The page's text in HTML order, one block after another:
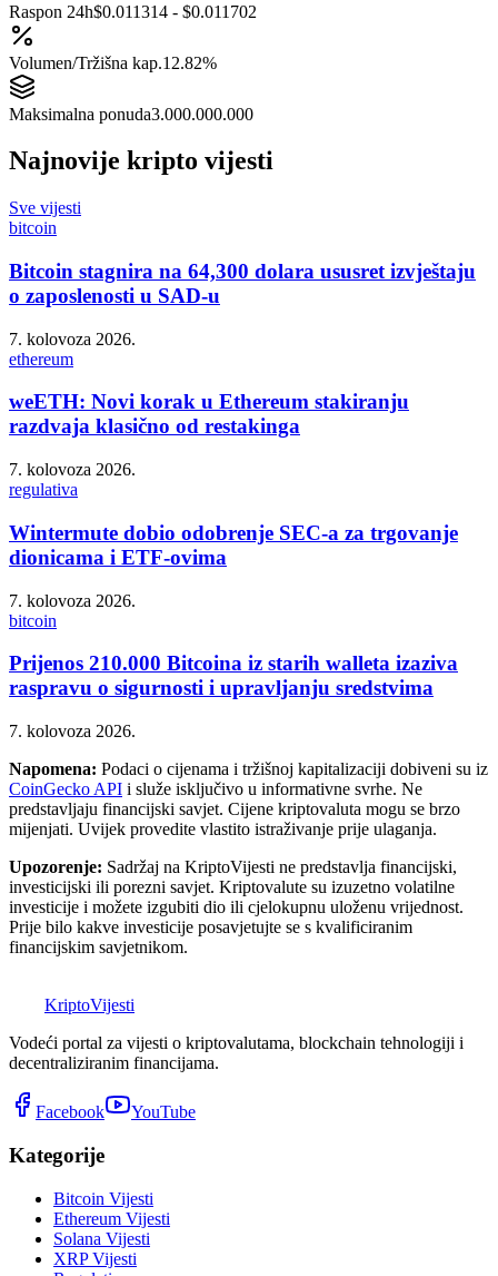
Raspon 24h$0.011314 - $0.011702
Volumen/Tržišna kap.12.82%
Maksimalna ponuda3.000.000.000
Najnovije kripto vijesti
Sve vijesti
bitcoin
Bitcoin stagnira na 64,300 dolara ususret izvještaju
o zaposlenosti u SAD-u
7. kolovoza 2026.
ethereum
weETH: Novi korak u Ethereum stakiranju
razdvaja klasično od restakinga
7. kolovoza 2026.
regulativa
Wintermute dobio odobrenje SEC-a za trgovanje
dionicama i ETF-ovima
7. kolovoza 2026.
bitcoin
Prijenos 210.000 Bitcoina iz starih walleta izaziva
raspravu o sigurnosti i upravljanju sredstvima
7. kolovoza 2026.
Napomena: Podaci o cijenama i tržišnoj kapitalizaciji dobiveni su iz
CoinGecko API i služe isključivo u informativne svrhe. Ne
predstavljaju financijski savjet. Cijene kriptovaluta mogu se brzo
mijenjati. Uvijek provedite vlastito istraživanje prije ulaganja.
Upozorenje: Sadržaj na KriptoVijesti ne predstavlja financijski,
investicijski ili porezni savjet. Kriptovalute su izuzetno volatilne
investicije i možete izgubiti dio ili cjelokupnu uloženu vrijednost.
Prije bilo kakve investicije posavjetujte se s kvalificiranim
financijskim savjetnikom.
KriptoVijesti
Vodeći portal za vijesti o kriptovalutama, blockchain tehnologiji i
decentraliziranim financijama.
Facebook YouTube
Kategorije
Bitcoin Vijesti
Ethereum Vijesti
Solana Vijesti
XRP Vijesti